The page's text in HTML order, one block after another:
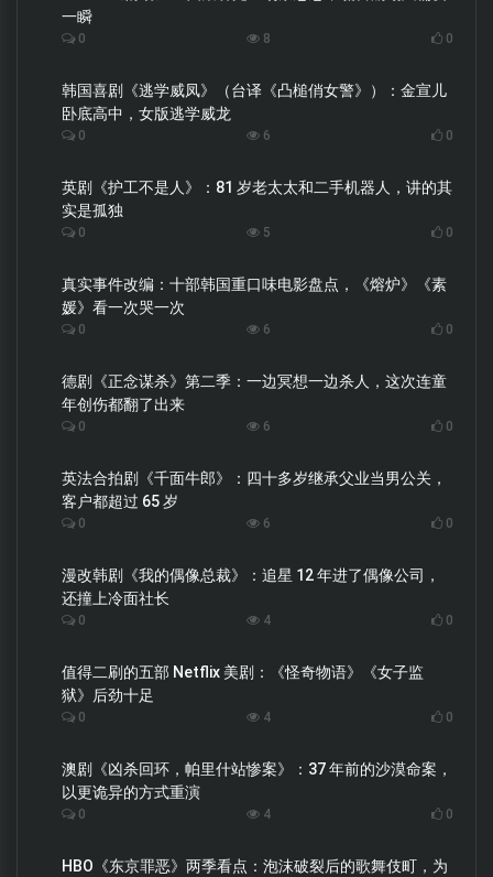
一瞬
0 8 0
韩国喜剧《逃学威凤》（台译《凸槌俏女警》）：金宣儿
卧底高中，女版逃学威龙
0 6 0
英剧《护工不是人》：81 岁老太太和二手机器人，讲的其
实是孤独
0 5 0
真实事件改编：十部韩国重口味电影盘点，《熔炉》《素
媛》看一次哭一次
0 6 0
德剧《正念谋杀》第二季：一边冥想一边杀人，这次连童
年创伤都翻了出来
0 6 0
英法合拍剧《千面牛郎》：四十多岁继承父业当男公关，
客户都超过 65 岁
0 6 0
漫改韩剧《我的偶像总裁》：追星 12 年进了偶像公司，
还撞上冷面社长
0 4 0
值得二刷的五部 Netflix 美剧：《怪奇物语》《女子监
狱》后劲十足
0 4 0
澳剧《凶杀回环，帕里什站惨案》：37 年前的沙漠命案，
以更诡异的方式重演
0 4 0
HBO《东京罪恶》两季看点：泡沫破裂后的歌舞伎町，为